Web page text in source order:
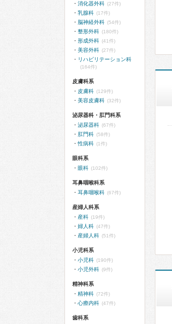
消化器外科 (27件)
乳腺科 (17件)
脳神経外科 (54件)
整形外科 (180件)
形成外科 (41件)
美容外科 (27件)
リハビリテーション科
(164件)
皮膚科系
皮膚科 (129件)
美容皮膚科 (32件)
泌尿器科・肛門科系
泌尿器科 (67件)
肛門科 (58件)
性病科 (1件)
眼科系
眼科 (102件)
耳鼻咽喉科系
耳鼻咽喉科 (67件)
産婦人科系
産科 (19件)
婦人科 (47件)
産婦人科 (51件)
小児科系
小児科 (190件)
小児外科 (9件)
精神科系
精神科 (72件)
心療内科 (47件)
歯科系